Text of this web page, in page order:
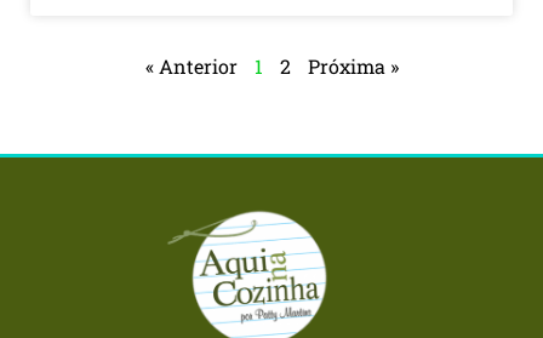
« Anterior 1 2 Próxima »